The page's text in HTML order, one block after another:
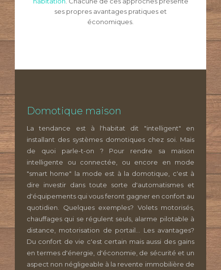
ses propres avantages pratiques et
économiques.
Domotique maison
La tendance est à l'habitat dit "intelligent" en
installant des systèmes domotiques chez soi. Mais
de quoi parle-t-on ? Pour rendre sa maison
intelligente ou connectée, ou encore en mode
"smart home" la mode est à la domotique, c'est à
dire investir dans toute sorte d'automatismes et
d'équipements qui vous feront gagner en confort au
quotidien. Quelques exemples? Volets motorisés,
chauffages qui se régulent seuls, alarme pilotable à
distance, motorisation de portail... Les avantages?
Du confort de vie c'est certain mais aussi des gains
en termes d'énergie, d'économie, de sécurité et un
aspect non négligeable à la revente immobilière de